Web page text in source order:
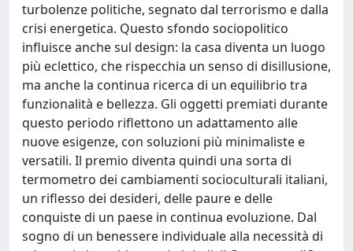
turbolenze politiche, segnato dal terrorismo e dalla
crisi energetica. Questo sfondo sociopolitico
influisce anche sul design: la casa diventa un luogo
più eclettico, che rispecchia un senso di disillusione,
ma anche la continua ricerca di un equilibrio tra
funzionalità e bellezza. Gli oggetti premiati durante
questo periodo riflettono un adattamento alle
nuove esigenze, con soluzioni più minimaliste e
versatili. Il premio diventa quindi una sorta di
termometro dei cambiamenti socioculturali italiani,
un riflesso dei desideri, delle paure e delle
conquiste di un paese in continua evoluzione. Dal
sogno di un benessere individuale alla necessità di